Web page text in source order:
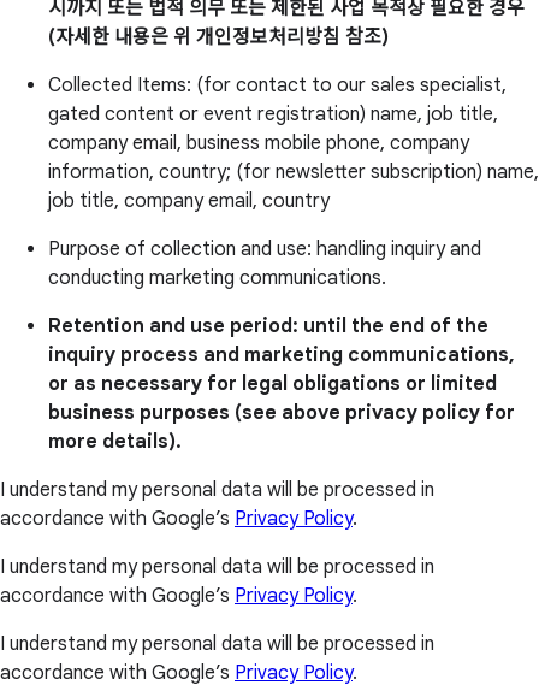
시까지 또는 법적 의무 또는 제한된 사업 목적상 필요한 경우
(자세한 내용은 위 개인정보처리방침 참조)
Collected Items: (for contact to our sales specialist,
gated content or event registration) name, job title,
company email, business mobile phone, company
information, country; (for newsletter subscription) name,
job title, company email, country
Purpose of collection and use: handling inquiry and
conducting marketing communications.
Retention and use period: until the end of the
inquiry process and marketing communications,
or as necessary for legal obligations or limited
business purposes (see above privacy policy for
more details).
I understand my personal data will be processed in
accordance with Google’s Privacy Policy.
I understand my personal data will be processed in
accordance with Google’s Privacy Policy.
I understand my personal data will be processed in
accordance with Google’s Privacy Policy.